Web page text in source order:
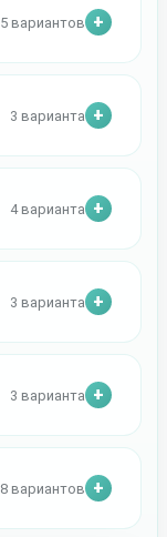
5 вариантов
3 варианта
4 варианта
3 варианта
3 варианта
8 вариантов